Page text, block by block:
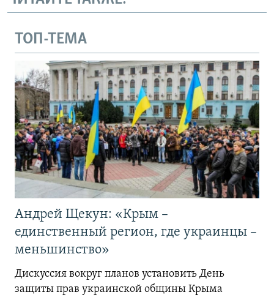
ТОП-ТЕМА
Андрей Щекун: «Крым –
единственный регион, где украинцы –
меньшинство»
Дискуссия вокруг планов установить День
защиты прав украинской общины Крыма